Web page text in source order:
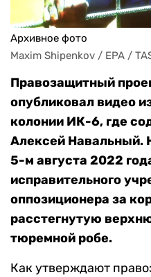
Архивное фото
Maxim Shipenkov / EPA /
Правозащитный
опубликовал видео
колонии ИК-6, где
Алексей Навальный.
5-м августа 2022
исправительного
оппозиционера за
расстегнутую
тюремной робе.
Как утверждают